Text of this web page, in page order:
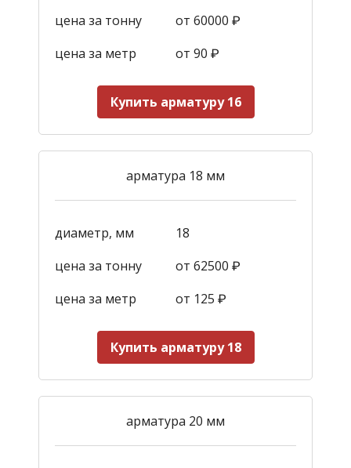
цена за тонну
от 60000 ₽
цена за метр
от 90 ₽
Купить арматуру 16
арматура 18 мм
диаметр, мм
18
цена за тонну
от 62500 ₽
цена за метр
от 125 ₽
Купить арматуру 18
арматура 20 мм